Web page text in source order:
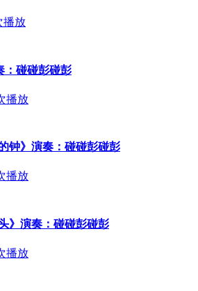
播放
：碰碰彭碰彭
播放
钟》演奏：碰碰彭碰彭
播放
》演奏：碰碰彭碰彭
播放